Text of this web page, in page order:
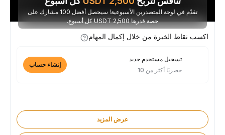
تقدّم في لوحة المتصدرين الأسبوعية! سيحصل أفضل 100 مشارك على
حصة قدرها 2,500 USDT كل أسبوع.
اكسب نقاط الخبرة من خلال إكمال المهام
تسجيل مستخدم جديد
حصريًا أكثر من 10
إنشاء حساب
عرض المزيد